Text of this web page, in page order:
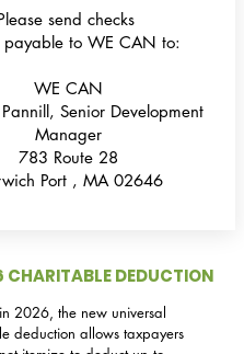
send checks
payable to WE CAN to:
WE CAN
Senior Development
Manager
783 Route 28
Port , MA 02646
CHARITABLE DEDUCTION
2026, the new universal
deduction allows taxpayers